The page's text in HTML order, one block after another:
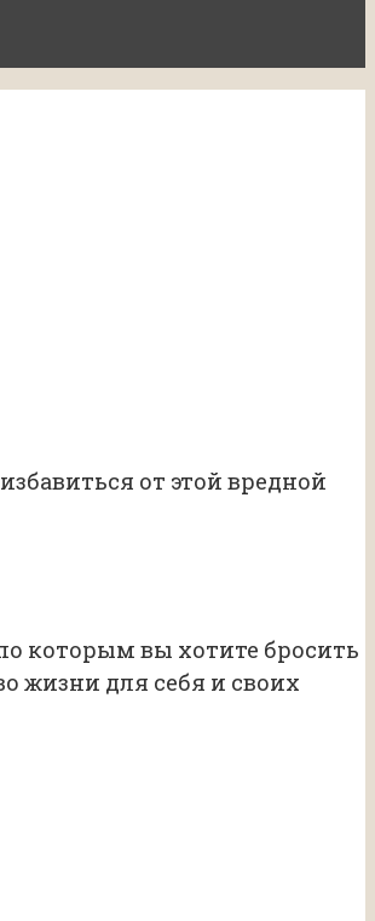
от этой вредной
которым вы хотите бросить
жизни для себя и своих